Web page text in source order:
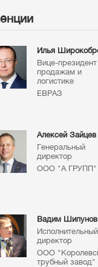
Илья
Вице-
продажам и
логистике
ЕВРАЗ
Алексей Зайцев
Генеральный
директор
ООО "А ГРУПП"
Вадим Шипунов
Исполнительный
директор
ООО
трубный завод"